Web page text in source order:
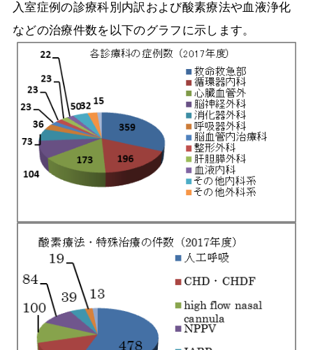
入室症例の診療科別内訳および酸素療法や血液浄化
などの治療件数を以下のグラフに示します。